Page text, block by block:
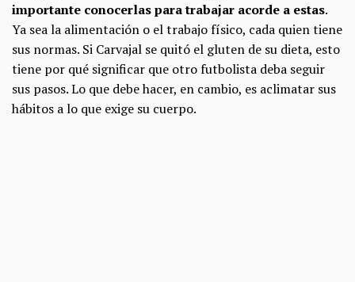
importante conocerlas para trabajar acorde a estas.
Ya sea la alimentación o el trabajo físico, cada quien tiene
sus normas. Si Carvajal se quitó el gluten de su dieta, esto
tiene por qué significar que otro futbolista deba seguir
sus pasos. Lo que debe hacer, en cambio, es aclimatar sus
hábitos a lo que exige su cuerpo.